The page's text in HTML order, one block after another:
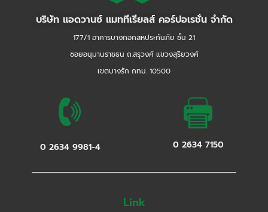
บริษัท แอดวานซ์ แมททีเรียลส์ คอร์ปอเรชั่น จำกัด
177/1 อาคารบางกอกสหประกันภัย ชั้น 21
ซอยอนุมานราชธน ถ.สรุวงศ์ แขวงสุริยวงศ์
เขตบางรัก กทม. 10500
0 2634 9981-4 0 2634 7150
Link